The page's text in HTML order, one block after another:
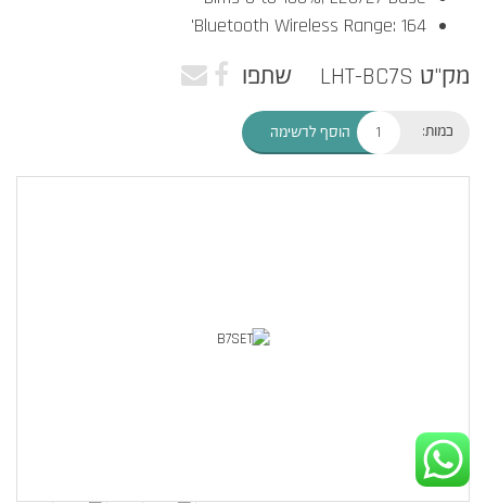
Bluetooth Wireless Range: 164'
מק"ט LHT-BC7S שתפו
כמות: הוסף לרשימה